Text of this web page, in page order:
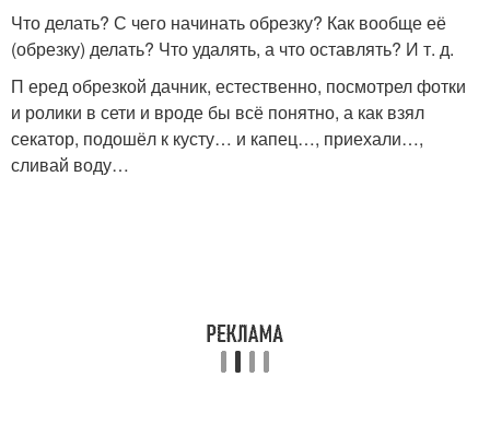
Что делать? С чего начинать обрезку? Как вообще её
(обрезку) делать? Что удалять, а что оставлять? И т. д.
П еред обрезкой дачник, естественно, посмотрел фотки
и ролики в сети и вроде бы всё понятно, а как взял
секатор, подошёл к кусту… и капец…, приехали…,
сливай воду…